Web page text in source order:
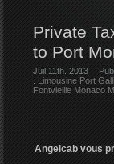
Private
to Port
Juil 11th. 2013
Limousine Port
Fontvieille Monaco
Angelcab vous